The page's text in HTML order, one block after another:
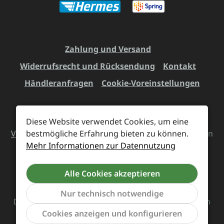
Zahlung und Versand
Widerrufsrecht und Rücksendung
Kontakt
Händleranfragen
Cookie-Voreinstellungen
Alle Preise inkl. gesetzl. Mehrwertsteuer zzgl.
Versandkostenund ggf. Nachnahmegebühren, wenn
nicht anders angegeben.
Vertrag widerrufen
Das Team von Supreme Chaos Records rockt diesen
Laden für euch.
Diese Website verwendet Cookies, um eine
bestmögliche Erfahrung bieten zu können.
Mehr Informationen zur Datennutzung
Alle Cookies akzeptieren
Nur technisch notwendige
Cookies anzeigen und konfigurieren